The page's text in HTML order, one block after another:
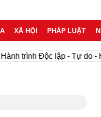
XÃ HỘI PHÁP LUẬT
Độc lập - Tự do - Hạnh